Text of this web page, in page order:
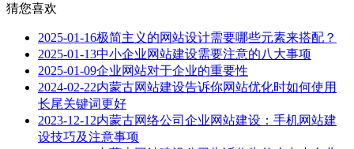
猜您喜欢
2025-01-16极简主义的网站设计需要哪些元素来搭配？
2025-01-13中小企业网站建设需要注意的八大事项
2025-01-09企业网站对于企业的重要性
2024-02-22内蒙古网站建设告诉你网站优化时如何使用
长尾关键词更好
2023-12-12内蒙古网络公司企业网站建设：手机网站建
设技巧及注意事项